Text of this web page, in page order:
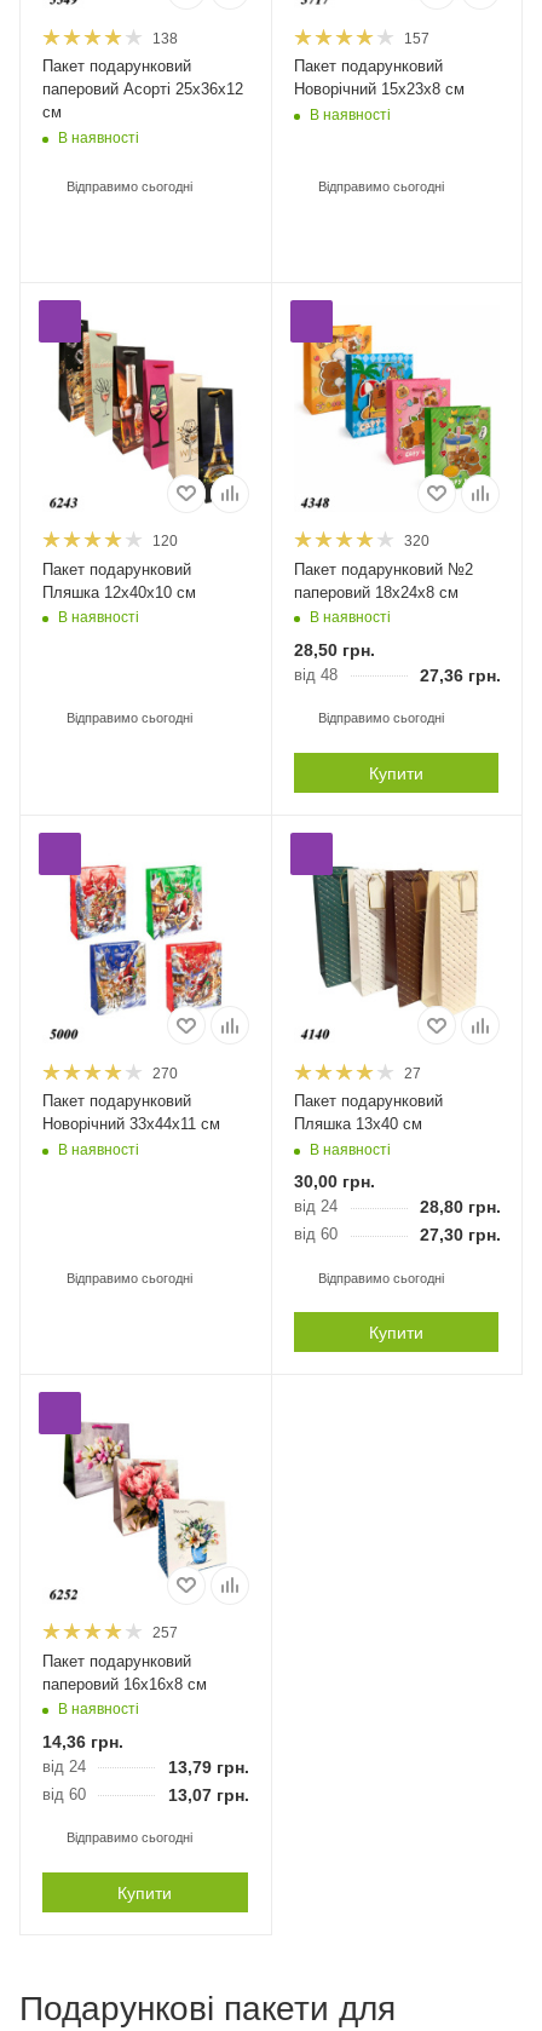
138
Пакет подарунковий
паперовий Асорті 25х36х12
см
В наявності
Відправимо сьогодні
157
Пакет подарунковий
Новорічний 15х23х8 см
В наявності
Відправимо сьогодні
120
Пакет подарунковий
Пляшка 12х40х10 см
В наявності
Відправимо сьогодні
320
Пакет подарунковий №2
паперовий 18х24х8 см
В наявності
28,50грн.
від 48 27,36грн.
Відправимо сьогодні
Купити
270
Пакет подарунковий
Новорічний 33х44х11 см
В наявності
Відправимо сьогодні
27
Пакет подарунковий
Пляшка 13х40 см
В наявності
30,00грн.
від 24 28,80грн.
від 60 27,30грн.
Відправимо сьогодні
Купити
257
Пакет подарунковий
паперовий 16х16х8 см
В наявності
14,36 грн.
від 24 13,79 грн.
від 60 13,07 грн.
Відправимо сьогодні
Купити
Подарункові пакети для